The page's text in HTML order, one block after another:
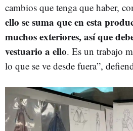
cambios que tenga que haber,
ello se suma que en esta
muchos exteriores, así que
vestuario a ello. Es un trabajo
lo que se ve desde fuera”,